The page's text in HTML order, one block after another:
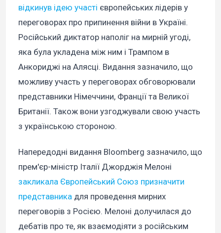
відкинув ідею участі європейських лідерів у
переговорах про припинення війни в Україні.
Російський диктатор наполіг на мирній угоді,
яка була укладена між ним і Трампом в
Анкориджі на Алясці. Видання зазначило, що
можливу участь у переговорах обговорювали
представники Німеччини, Франції та Великої
Британії. Також вони узгоджували свою участь
з українською стороною.
Напередодні видання Bloomberg зазначило, що
прем'єр-міністр Італії Джорджія Мелоні
закликала Європейський Союз призначити
представника для проведення мирних
переговорів з Росією. Мелоні долучилася до
дебатів про те, як взаємодіяти з російським